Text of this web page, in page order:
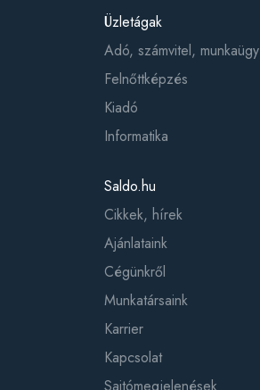
Üzletágak
Adó, számvitel, munkaügy
Felnőttképzés
Kiadó
Informatika
Saldo.hu
Cikkek, hírek
Ajánlataink
Cégünkről
Munkatársaink
Karrier
Kapcsolat